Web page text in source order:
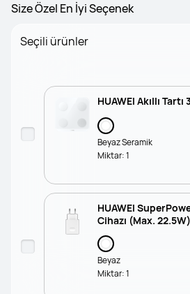
Size Özel En İyi Seçenek
Seçili ürünler
HUAWEI Akıllı
Beyaz Seramik
Miktar:1
HUAWEI
Cihazı (Max. 22.5W)
Beyaz
Miktar:1